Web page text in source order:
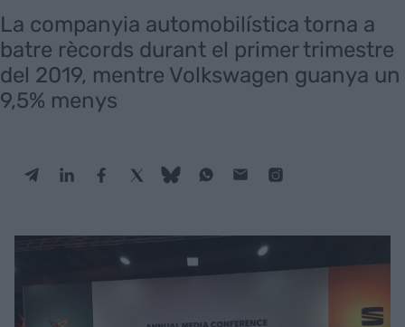
La companyia automobilística torna a
batre rècords durant el primer trimestre
del 2019, mentre Volkswagen guanya un
9,5% menys